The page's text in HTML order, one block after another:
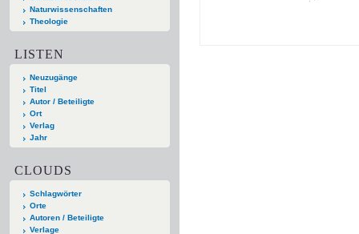
Naturwissenschaften
Theologie
LISTEN
Neuzugänge
Titel
Autor / Beteiligte
Ort
Verlag
Jahr
CLOUDS
Schlagwörter
Orte
Autoren / Beteiligte
Verlage